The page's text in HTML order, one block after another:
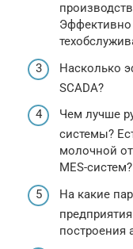
Эффективно
Насколько
SCADA?
Чем лучше
системы?
молочной
MES-систем?
На какие
построения